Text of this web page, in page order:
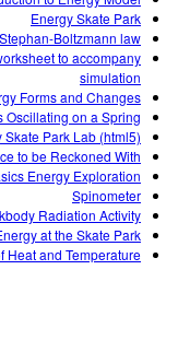
Energy Skate Park
Boltzmann law
to accompany
simulation
Forms and Changes
Oscillating on a Spring
Skate Park Lab (html5)
to be Reckoned With
Energy Exploration
Spinometer
Radiation Activity
at the Skate Park
Heat and Temperature